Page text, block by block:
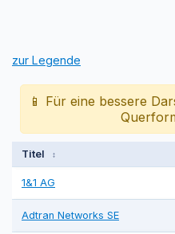
zur Legende
📱 Für eine bessere
Titel ↕
1&1 AG
Adtran Networks SE